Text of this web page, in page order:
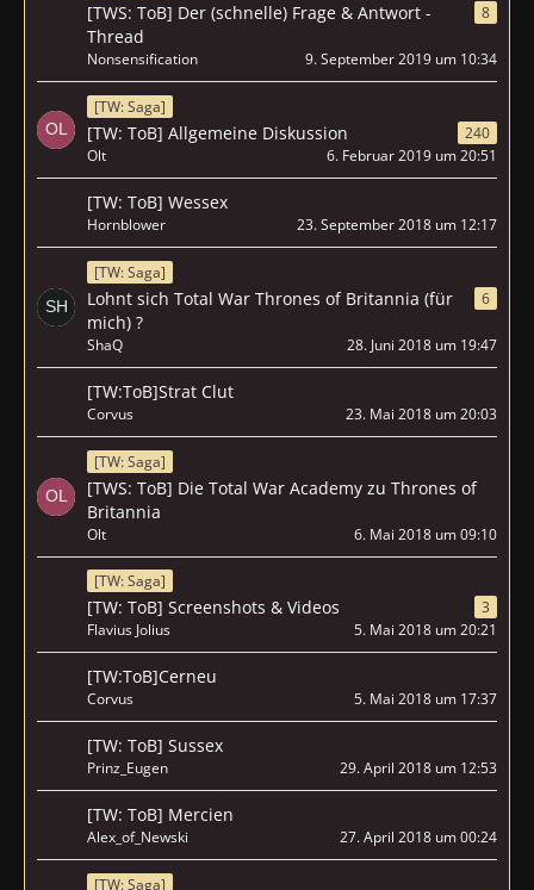
[TWS: ToB] Der (schnelle) Frage & Antwort -
Thread
8
Nonsensification 9. September 2019 um 10:34
[TW: Saga]
[TW: ToB] Allgemeine Diskussion
240
Olt
6. Februar 2019 um 20:51
[TW: ToB] Wessex
Hornblower 23. September 2018 um 12:17
[TW: Saga]
Lohnt sich Total War Thrones of Britannia (für
mich) ?
6
ShaQ 28. Juni 2018 um 19:47
[TW:ToB]Strat Clut
Corvus 23. Mai 2018 um 20:03
[TW: Saga]
[TWS: ToB] Die Total War Academy zu Thrones of
Britannia
Olt 6. Mai 2018 um 09:10
[TW: Saga]
[TW: ToB] Screenshots & Videos
3
Flavius Jolius
5. Mai 2018 um 20:21
[TW:ToB]Cerneu
Corvus 5. Mai 2018 um 17:37
[TW: ToB] Sussex
Prinz_Eugen 29. April 2018 um 12:53
[TW: ToB] Mercien
Alex_of_Newski 27. April 2018 um 00:24
[TW: Saga]